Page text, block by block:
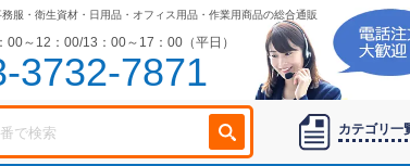
服・衛生資材・日用品・オフィス用品・作業用商品の総合通販
00～12：00/13：00～17：00（平日）
3732-7871
カテゴリ一